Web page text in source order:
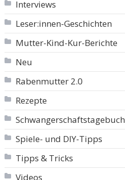
Interviews
Leser:innen-Geschichten
Mutter-Kind-Kur-Berichte
Neu
Rabenmutter 2.0
Rezepte
Schwangerschaftstagebuch
Spiele- und DIY-Tipps
Tipps & Tricks
Videos